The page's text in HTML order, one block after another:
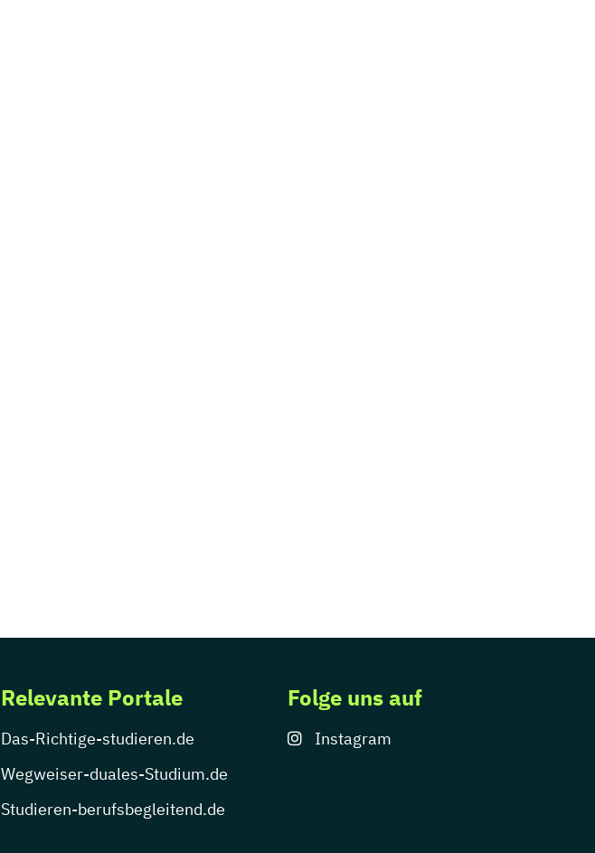
Relevante Portale
Das-Richtige-studieren.de
Wegweiser-duales-Studium.de
Studieren-berufsbegleitend.de
Folge uns auf
Instagram